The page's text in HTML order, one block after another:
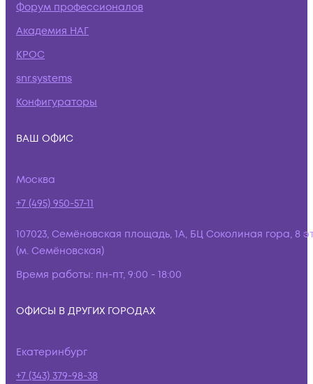
Форум профессионалов
Академия НАГ
КРОС
snr.systems
Конфигураторы
ВАШ ОФИС
Москва
+7 (495) 950-57-11
107023, Семёновская площадь, 1А, БЦ Соколиная гора, 8
(м. Семёновская)
Время работы: пн-пт, 9:00 - 18:00
ОФИСЫ В ДРУГИХ ГОРОДАХ
Екатеринбург
+7 (343) 379-98-38